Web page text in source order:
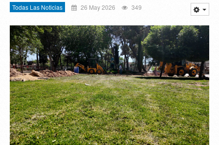
Todas Las Noticias 26 May 2026 349